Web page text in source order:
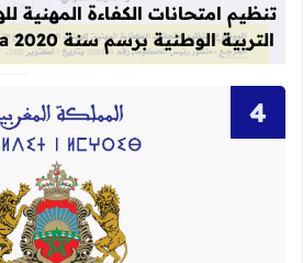
تنظيم امتحانات الكفاءة المهنية
التربية الوطنية برسم سنة 2020 mihani.men.gov.ma